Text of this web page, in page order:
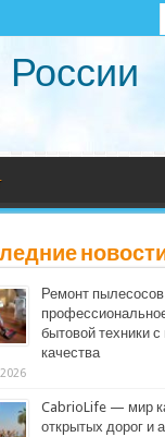
Ремонт
бытовой техники с
качества
CabrioLife — мир
открытых дорог и